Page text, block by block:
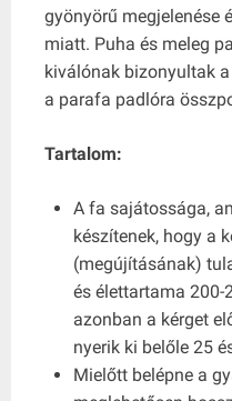
gyönyörű megjelenése
miatt. Puha és meleg
kiválónak bizonyultak
a parafa padlóra
Tartalom:
A fa sajátossága,
készítenek, hogy a
(megújításának)
és élettartama 200-
azonban a kérget
nyerik ki belőle 25
Mielőtt belépne a